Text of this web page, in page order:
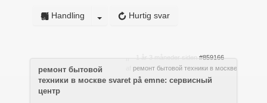
Hurtig svar
Handling
1 år 3 måneder siden #859166
ремонт бытовой техники в москве
ремонт бытовой
техники в москве svaret på emne: сервисный
центр